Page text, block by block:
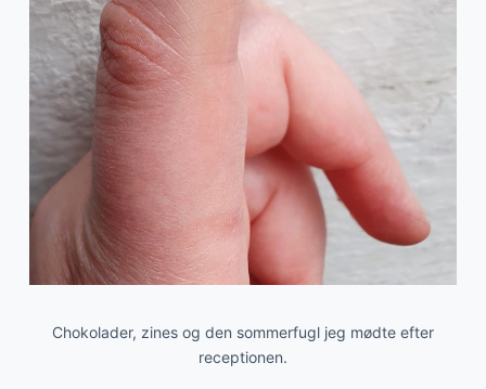
Chokolader, zines og den sommerfugl jeg mødte efter
receptionen.